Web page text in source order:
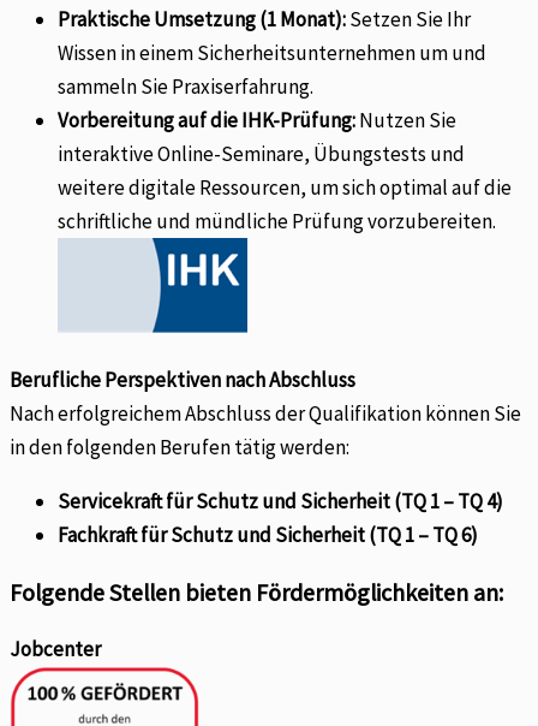
Praktische Umsetzung (1 Monat):Setzen Sie Ihr
Wissen in einem Sicherheitsunternehmen um und
sammeln Sie Praxiserfahrung.
Vorbereitung auf die IHK-Prüfung:Nutzen Sie
interaktive Online-Seminare, Übungstests und
weitere digitale Ressourcen, um sich optimal auf die
schriftliche und mündliche Prüfung vorzubereiten.
Berufliche Perspektiven nach Abschluss
Nach erfolgreichem Abschluss der Qualifikation können Sie
in den folgenden Berufen tätig werden:
Servicekraft für Schutz und Sicherheit (TQ 1 – TQ 4)
Fachkraft für Schutz und Sicherheit (TQ 1 – TQ 6)
Folgende Stellen bieten Fördermöglichkeiten an:
Jobcenter